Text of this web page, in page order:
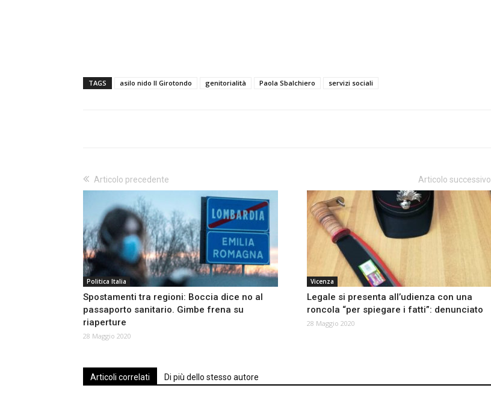
TAGS asilo nido Il Girotondo genitorialità Paola Sbalchiero servizi sociali
Articolo precedente
Politica Italia
Spostamenti tra regioni: Boccia dice no al
passaporto sanitario. Gimbe frena su
riaperture
28 Maggio 2020
Articolo successivo
Vicenza
Legale si presenta all’udienza con una
roncola “per spiegare i fatti”: denunciato
28 Maggio 2020
Articoli correlati Di più dello stesso autore